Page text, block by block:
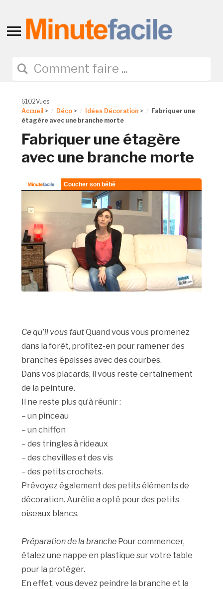
Toggle
navigation
6102Vues
Accueil > Déco > Idées Décoration >
Fabriquer une
étagère avec une branche morte
Fabriquer une étagère
avec une branche morte
Ce qu’il vous fautQuand vous vous promenez
dans la forêt, profitez-en pour ramener des
branches épaisses avec des courbes.
Dans vos placards, il vous reste certainement
de la peinture.
Il ne reste plus qu’à réunir :
– un pinceau
– un chiffon
– des tringles à rideaux
– des chevilles et des vis
– des petits crochets.
Prévoyez également des petits éléments de
décoration. Aurélie a opté pour des petits
oiseaux blancs.
Préparation de la branche Pour commencer,
étalez une nappe en plastique sur votre table
pour la protéger.
En effet, vous devez peindre la branche et la